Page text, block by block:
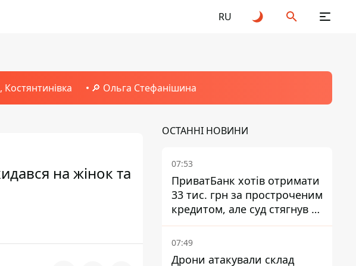
RU
🔎 Ольга Стефанішина
на жінок та
ОСТАННІ НОВИНИ
07:53
ПриватБанк хотів отримати
33 тис. грн за простроченим
кредитом, але суд стягнув з
боржниці лише 22 тис. грн
07:49
Дрони атакували склад